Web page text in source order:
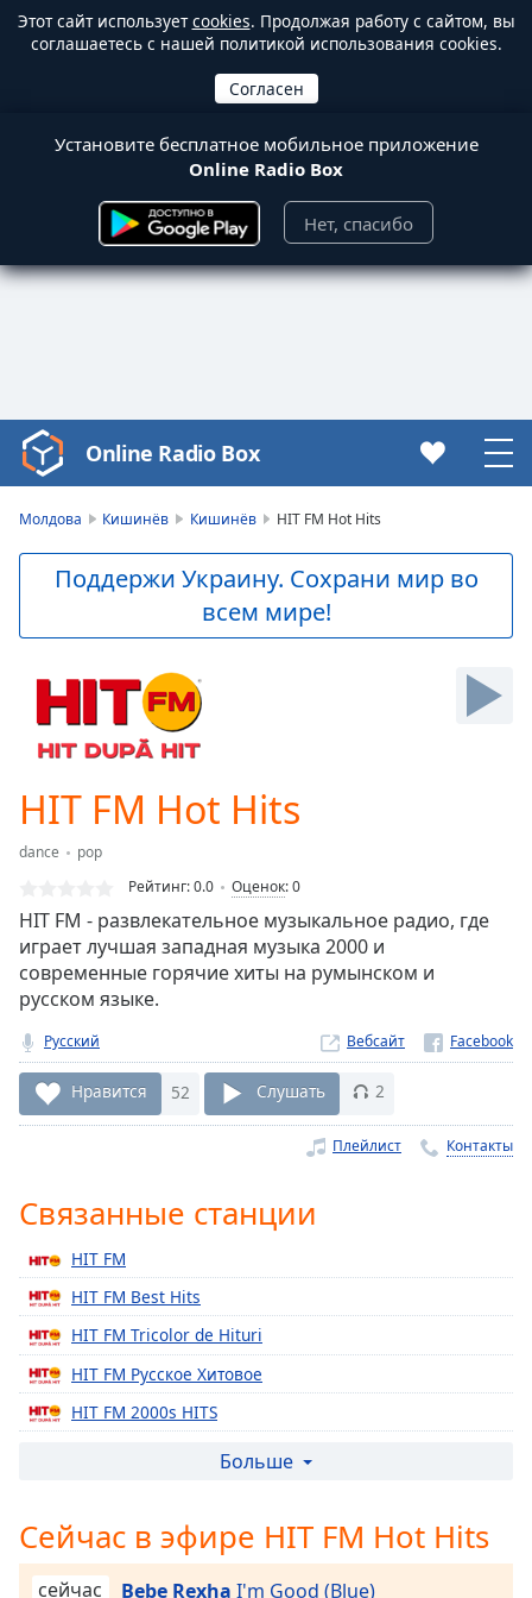
Этот сайт используетcookies. Продолжая работу с сайтом, вы
соглашаетесь с нашей политикой использования cookies.
Установите бесплатное мобильное приложение
Online Radio Box
Нет, спасибо
Video
Player
Skip
Skip
Forward
Current
Loaded :
Stream
TypeLIVE
Seek to
live,
currently
live LIVE
Remaining
Time-
Rate
Chapters
Chapters
Descriptions
descriptions
off,
subtitles
settings,
Online Radio Box
Молдова Кишинёв Кишинёв HIT FM Hot Hits
Поддержи Украину. Сохрани мир во
всем мире!
HIT FM Hot Hits
dance
pop
Рейтинг:0.0 Оценок:0
HIT FM - развлекательное музыкальное радио, где
играет лучшая западная музыка 2000 и
современные горячие хиты на румынском и
русском языке.
Русский Вебсайт
Нравится 52 Слушать 2
Плейлист Контакты
Связанные станции
HIT FM
HIT FM Best Hits
HIT FM Tricolor de Hituri
HIT FM Русское Хитовое
HIT FM 2000s HITS
HIT FM Summer Hits
HIT FM Christmas Hits
HIT FM Latino Hits
Больше
Сейчас в эфире HIT FM Hot Hits
сейчас Bebe Rexha I'm Good (Blue)